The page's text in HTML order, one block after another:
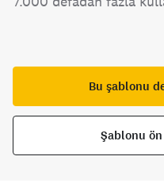
Bu şablonu
Şablonu